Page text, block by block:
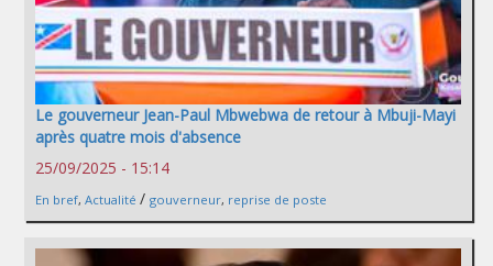
Le gouverneur Jean-Paul Mbwebwa de retour à Mbuji-Mayi
après quatre mois d'absence
25/09/2025 - 15:14
En bref, Actualité / gouverneur, reprise de poste